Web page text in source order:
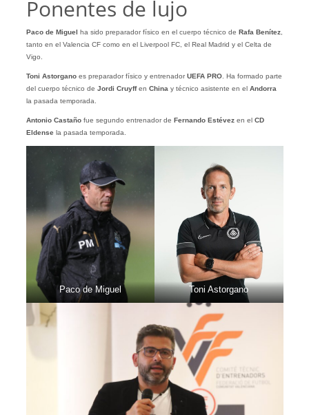
Ponentes de lujo
Paco de Miguel ha sido preparador físico en el cuerpo técnico de Rafa Benítez,
tanto en el Valencia CF como en el Liverpool FC, el Real Madrid y el Celta de
Vigo.
Toni Astorganoes preparador físico y entrenadorUEFA PRO. Ha formado parte
del cuerpo técnico de Jordi Cruyffen Chinay técnico asistente en el Andorra
la pasada temporada.
Antonio Castañofue segundo entrenador de Fernando Estévezen el CD
Eldensela pasada temporada.
Paco de Miguel Toni Astorgano